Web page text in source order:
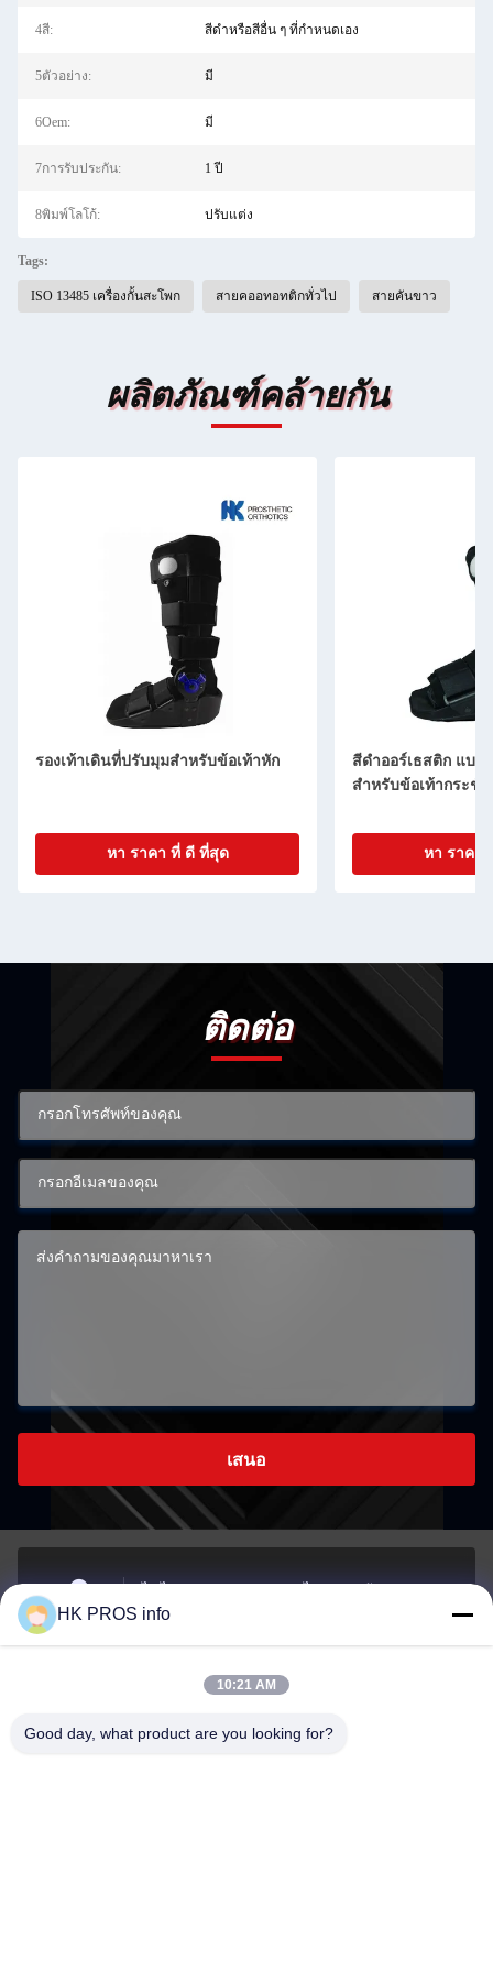
4สี: สีดำหรือสีอื่น ๆ ที่กำหนดเอง
5ตัวอย่าง: มี
6Oem: มี
7การรับประกัน: 1 ปี
8พิมพ์โลโก้: ปรับแต่ง
Tags:
ISO 13485 เครื่องกั้นสะโพก สายคออทอทติกทั่วไป สายคันขาว
ผลิตภัณฑ์คล้ายกัน
รองเท้าเดินที่ปรับมุมสําหรับข้อเท้าหัก
หา ราคา ที่ ดี ที่สุด
สีดําออร์เธสติก แบร
สําหรับข้อเท้ากระชับ
หา ราคา
ติดต่อ
เสนอ
ที่อยู่
พัฒนาเศรษฐกิจยานเจาโอ จังหวัดซานเฮ
อีเมล
info@chppros.com
HK PROS info
10:21 AM
Good day, what product are you looking for?